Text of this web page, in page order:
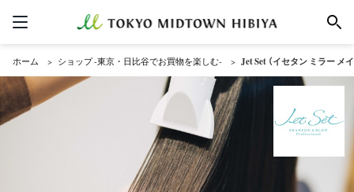
ホーム ショップ -東京・日比谷でお買物を楽しむ- Jet Set （イセタン ミラー メ